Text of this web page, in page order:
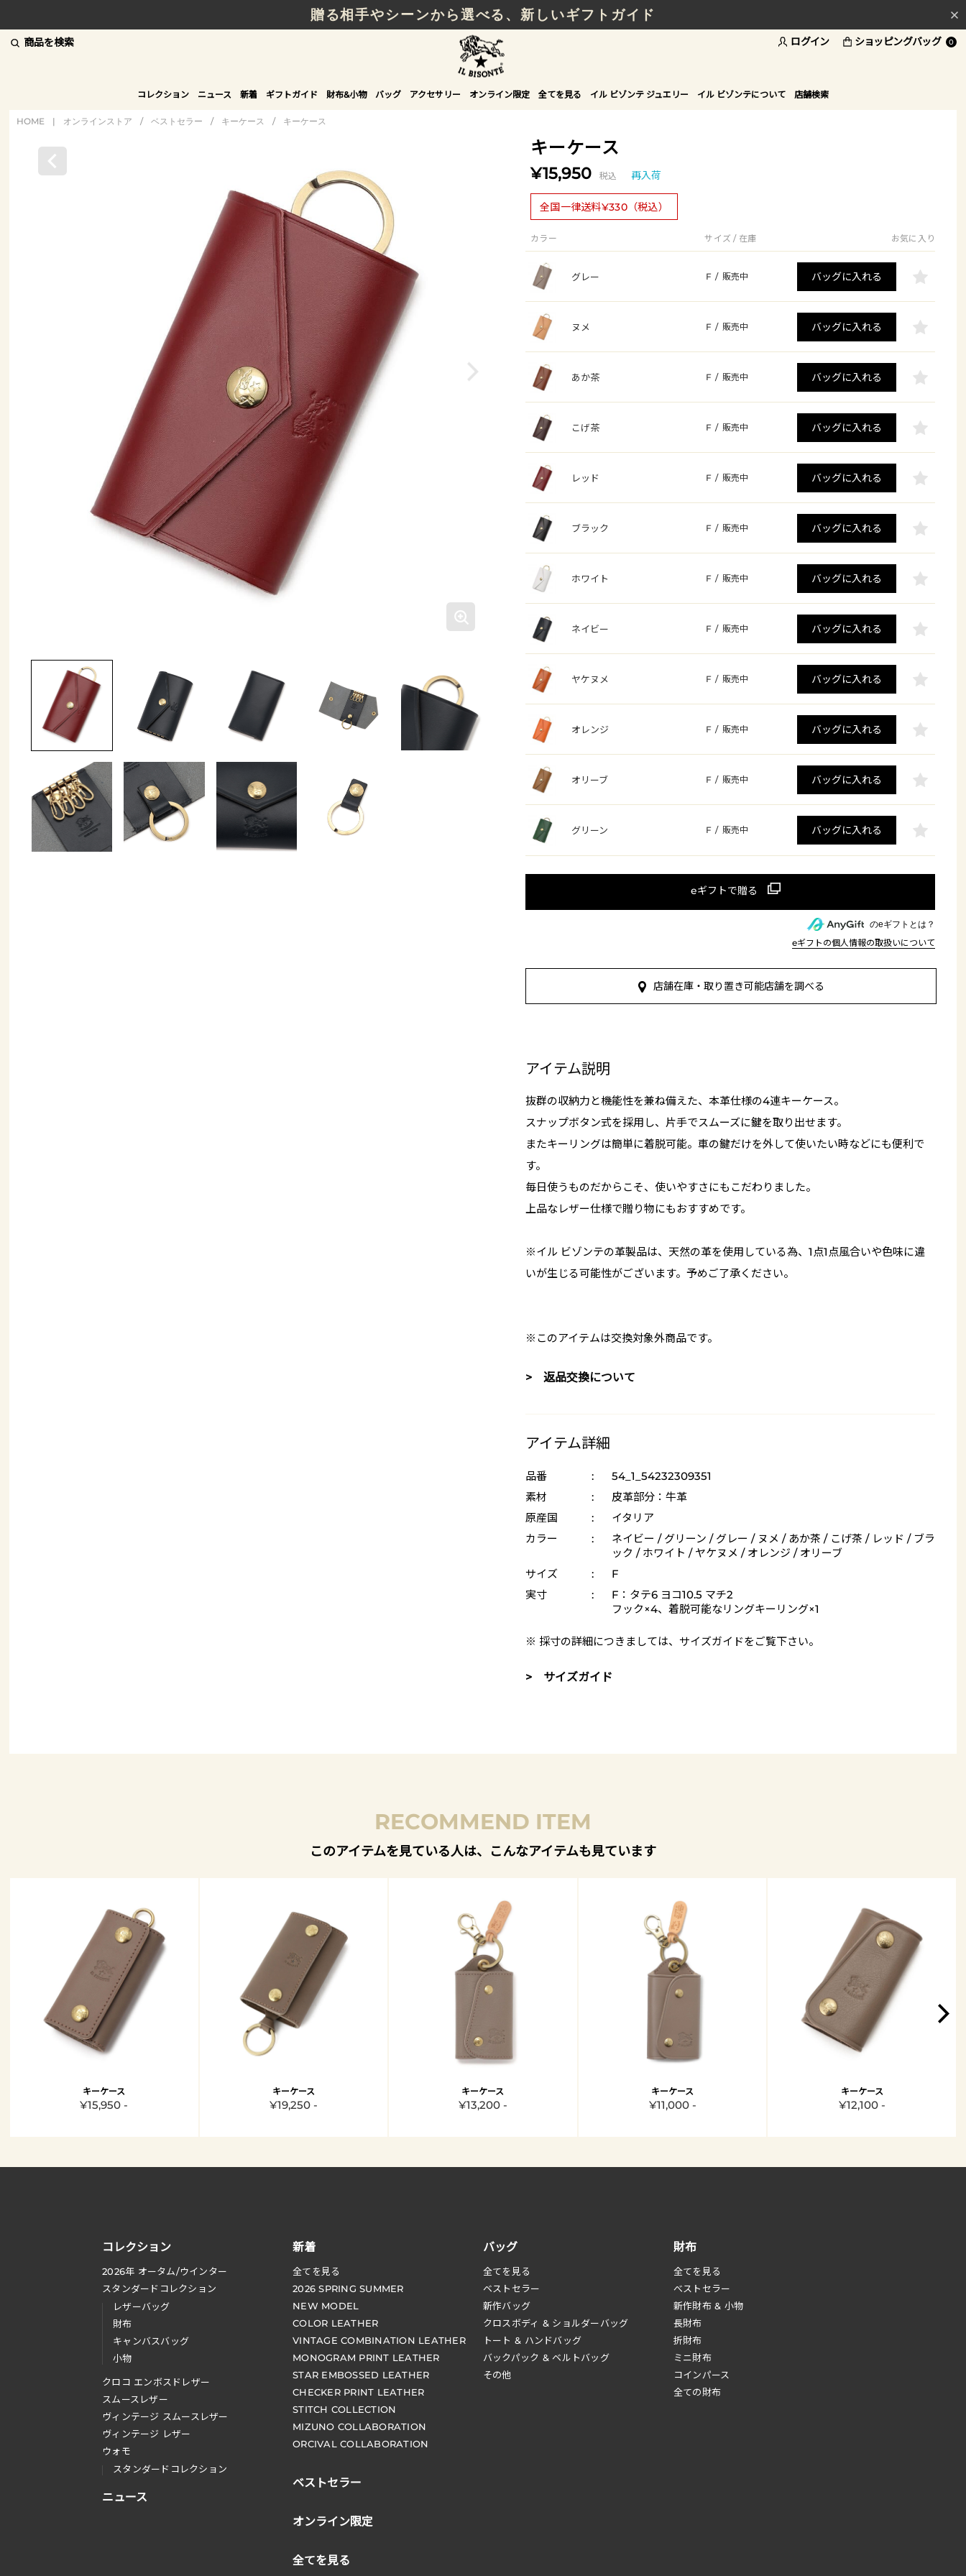
贈る相手やシーンから選べる、新しいギフトガイド
商品を検索 ログイン ショッピングバッグ 0
コレクション ニュース 新着 ギフトガイド 財布&小物 バッグ アクセサリー オンライン限定 全てを見る イル ビゾンテ ジュエリー イル ビゾンテについて 店舗検索
HOME | オンラインストア / ベストセラー / キーケース / キーケース
キーケース
¥15,950 税込 再入荷
全国一律送料¥330（税込）
カラー サイズ / 在庫 お気に入り
グレー F / 販売中 バッグに入れる
ヌメ F / 販売中 バッグに入れる
あか茶 F / 販売中 バッグに入れる
こげ茶 F / 販売中 バッグに入れる
レッド F / 販売中 バッグに入れる
ブラック F / 販売中 バッグに入れる
ホワイト F / 販売中 バッグに入れる
ネイビー F / 販売中 バッグに入れる
ヤケヌメ F / 販売中 バッグに入れる
オレンジ F / 販売中 バッグに入れる
オリーブ F / 販売中 バッグに入れる
グリーン F / 販売中 バッグに入れる
のeギフトとは？
eギフトの個人情報の取扱いについて
店舗在庫・取り置き可能店舗を調べる
アイテム説明
抜群の収納力と機能性を兼ね備えた、本革仕様の4連キーケース。
スナップボタン式を採用し、片手でスムーズに鍵を取り出せます。
またキーリングは簡単に着脱可能。車の鍵だけを外して使いたい時などにも便利で
す。
毎日使うものだからこそ、使いやすさにもこだわりました。
上品なレザー仕様で贈り物にもおすすめです。
※イル ビゾンテの革製品は、天然の革を使用している為、1点1点風合いや色味に違
いが生じる可能性がございます。予めご了承ください。
※このアイテムは交換対象外商品です。
> 返品交換について
アイテム詳細
品番 :
54_1_54232309351
素材
:
皮革部分：牛革
原産国
:
イタリア
カラー
:
ネイビー / グリーン / グレー / ヌメ / あか茶 / こげ茶 / レッド / ブラ
ック / ホワイト / ヤケヌメ / オレンジ / オリーブ
サイズ
:
F
実寸
:
F：タテ6 ヨコ10.5 マチ2
フック×4、着脱可能なリングキーリング×1
※ 採寸の詳細につきましては、 サイズガイドをご覧下さい。
> サイズガイド
RECOMMEND ITEM
このアイテムを見ている人は、こんなアイテムも見ています
キーケース
¥15,950 -
キーケース
¥19,250 -
キーケース
¥13,200 -
キーケース
¥11,000 -
キーケース
¥12,100 -
コレクション
2026年 オータム/ウインター
スタンダードコレクション
レザーバッグ
財布
キャンバスバッグ
小物
クロコ エンボスドレザー
スムースレザー
ヴィンテージ スムースレザー
ヴィンテージ レザー
ウォモ
スタンダードコレクション
ニュース
新着
全てを見る
2026 SPRING SUMMER
NEW MODEL
COLOR LEATHER
VINTAGE COMBINATION LEATHER
MONOGRAM PRINT LEATHER
STAR EMBOSSED LEATHER
CHECKER PRINT LEATHER
STITCH COLLECTION
MIZUNO COLLABORATION
ORCIVAL COLLABORATION
ベストセラー
オンライン限定
全てを見る
財布
全てを見る
べストセラー
新作財布 & 小物
長財布
折財布
ミニ財布
コインパース
全ての財布
バッグ
全てを見る
ベストセラー
新作バッグ
クロスボディ & ショルダーバッグ
トート & ハンドバッグ
バックパック & ベルトバッグ
その他